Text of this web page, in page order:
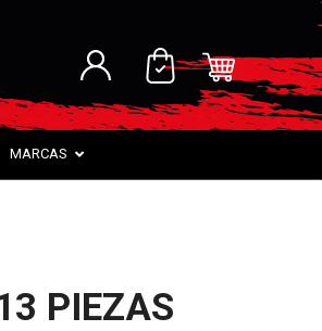
MARCAS
PIEZAS